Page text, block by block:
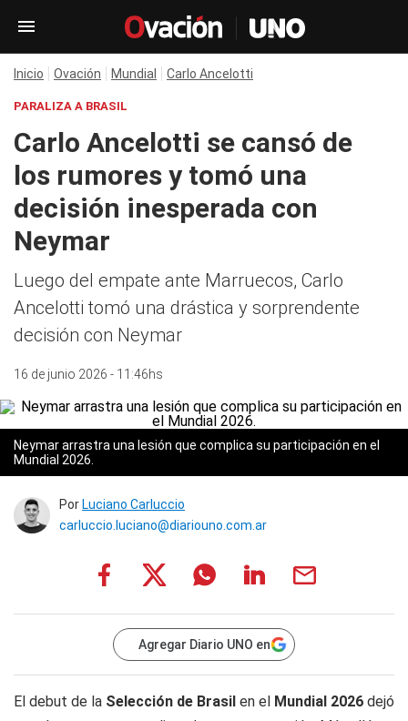
Inicio Ovación Mundial Carlo Ancelotti
PARALIZA A BRASIL
Carlo Ancelotti se cansó de
los rumores y tomó una
decisión inesperada con
Neymar
Luego del empate ante Marruecos, Carlo
Ancelotti tomó una drástica y sorprendente
decisión con Neymar
16 de junio 2026 - 11:46hs
Neymar arrastra una lesión que complica su participación en el
Mundial 2026.
Por Luciano Carluccio
carluccio.luciano@diariouno.com.ar
Agregar Diario UNO en
El debut de la Selección de Brasil en el Mundial 2026 dejó